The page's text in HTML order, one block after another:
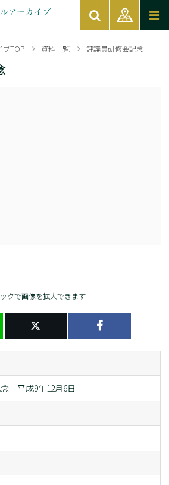
ブTOP 資料一覧 評議員研修会記念
クで画像を拡大できます
平成9年12月6日